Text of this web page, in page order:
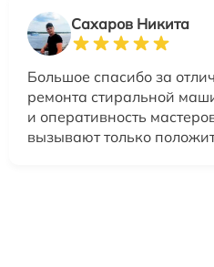
Сахаров Никита
Большое спасибо за
ремонта стиральной
и оперативность
вызывают только